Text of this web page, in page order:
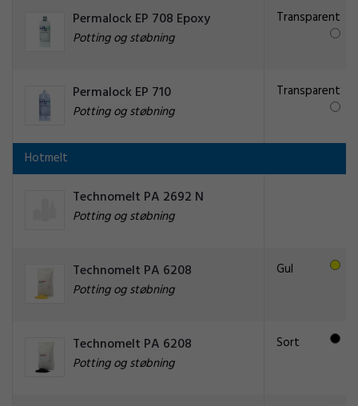
Permalock EP 708 Epoxy
Potting og støbning
Transparent
Permalock EP 710
Potting og støbning
Transparent
Hotmelt
Technomelt PA 2692 N
Potting og støbning
Technomelt PA 6208
Potting og støbning
Gul
Technomelt PA 6208
Potting og støbning
Sort